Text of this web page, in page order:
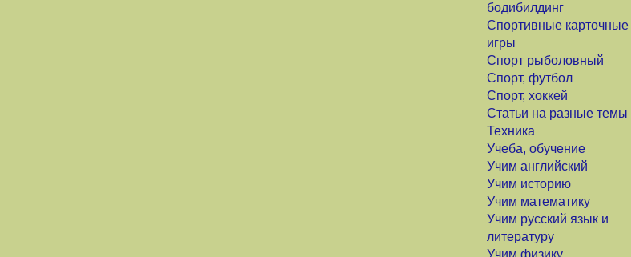
бодибилдинг
Спортивные карточные
игры
Спорт рыболовный
Спорт, футбол
Спорт, хоккей
Статьи на разные темы
Техника
Учеба, обучение
Учим английский
Учим историю
Учим математику
Учим русский язык и
литературу
Учим физику